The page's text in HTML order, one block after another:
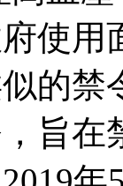
使用
的禁
旨在